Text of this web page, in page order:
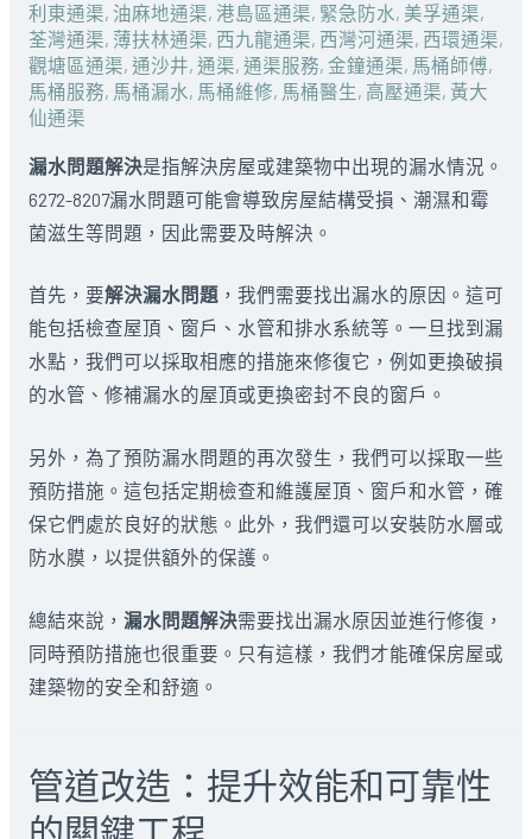
利東通渠, 油麻地通渠, 港島區通渠, 緊急防水, 美孚通渠,
荃灣通渠, 薄扶林通渠, 西九龍通渠, 西灣河通渠, 西環通渠,
觀塘區通渠, 通沙井, 通渠, 通渠服務, 金鐘通渠, 馬桶師傅,
馬桶服務, 馬桶漏水, 馬桶維修, 馬桶醫生, 高壓通渠, 黃大
仙通渠
漏水問題解決是指解決房屋或建築物中出現的漏水情況。
6272-8207漏水問題可能會導致房屋結構受損、潮濕和霉
菌滋生等問題，因此需要及時解決。
首先，要解決漏水問題，我們需要找出漏水的原因。這可
能包括檢查屋頂、窗戶、水管和排水系統等。一旦找到漏
水點，我們可以採取相應的措施來修復它，例如更換破損
的水管、修補漏水的屋頂或更換密封不良的窗戶。
另外，為了預防漏水問題的再次發生，我們可以採取一些
預防措施。這包括定期檢查和維護屋頂、窗戶和水管，確
保它們處於良好的狀態。此外，我們還可以安裝防水層或
防水膜，以提供額外的保護。
總結來說， 漏水問題解決需要找出漏水原因並進行修復，
同時預防措施也很重要。只有這樣，我們才能確保房屋或
建築物的安全和舒適。
管道改造：提升效能和可靠性
的關鍵工程